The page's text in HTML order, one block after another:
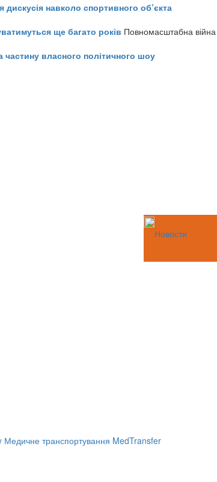
навколо спортивного об’єкта
ще багато років Повномасштабна
власного політичного шоу
Новости
Медичне транспортування MedTransfer